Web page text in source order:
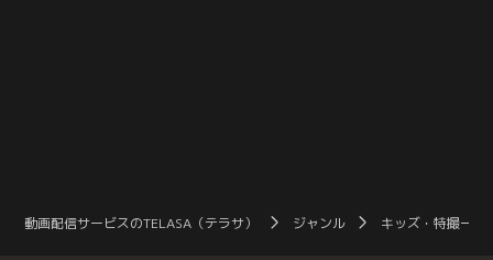
動画配信サービスのTELASA（テラサ） ジャンル キッズ・特撮一覧